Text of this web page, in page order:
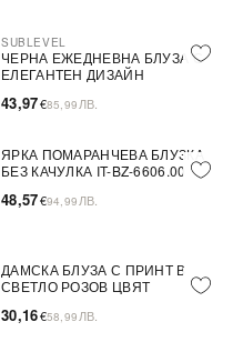
SUBLEVEL
ЧЕРНА ЕЖЕДНЕВНА БЛУЗА С
ЕЛЕГАНТЕН ДИЗАЙН
43,97€85,99 ЛВ.
ПОСЛЕДНА БРОЙКА
ЯРКА ПОМАРАНЧЕВА БЛУЗКА
БЕЗ КАЧУЛКА IT-BZ-6606.00
48,57€94,99 ЛВ.
ПОСЛЕДНА БРОЙКА
ДАМСКА БЛУЗА С ПРИНТ В
СВЕТЛО РОЗОВ ЦВЯТ
30,16€58,99 ЛВ.